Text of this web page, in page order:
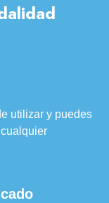
utilizar y puedes